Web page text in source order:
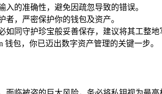
的准确性，避免因疏忽导致的错误。
，严密保护你的钱包及资产。
同守护珍宝般妥善保存，建议将其工整地
包，你已迈出数字资产管理的关键一步。